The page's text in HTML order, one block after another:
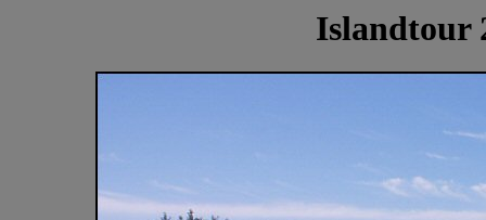
Islandtour